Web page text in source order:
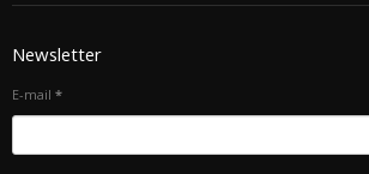
Newsletter
E-mail *